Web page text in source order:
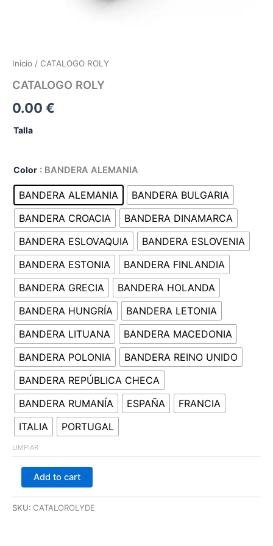
Inicio / CATALOGO ROLY
CATALOGO ROLY
0.00 €
Talla
Color : BANDERA ALEMANIA
BANDERA ALEMANIA
BANDERA BULGARIA
BANDERA CROACIA
BANDERA DINAMARCA
BANDERA ESLOVAQUIA
BANDERA ESLOVENIA
BANDERA ESTONIA
BANDERA FINLANDIA
BANDERA GRECIA
BANDERA HOLANDA
BANDERA HUNGRÍA
BANDERA LETONIA
BANDERA LITUANA
BANDERA MACEDONIA
BANDERA POLONIA
BANDERA REINO UNIDO
BANDERA REPÚBLICA CHECA
BANDERA RUMANÍA
ESPAÑA
FRANCIA
ITALIA
PORTUGAL
LIMPIAR
Add to cart
SKU: CATALOROLYDE